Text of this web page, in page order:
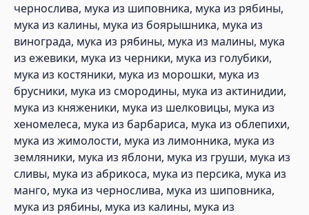
чернослива, мука из шиповника, мука из рябины,
мука из калины, мука из боярышника, мука из
винограда, мука из рябины, мука из малины, мука
из ежевики, мука из черники, мука из голубики,
мука из костяники, мука из морошки, мука из
брусники, мука из смородины, мука из актинидии,
мука из княженики, мука из шелковицы, мука из
хеномелеса, мука из барбариса, мука из облепихи,
мука из жимолости, мука из лимонника, мука из
земляники, мука из яблони, мука из груши, мука из
сливы, мука из абрикоса, мука из персика, мука из
манго, мука из чернослива, мука из шиповника,
мука из рябины, мука из калины, мука из